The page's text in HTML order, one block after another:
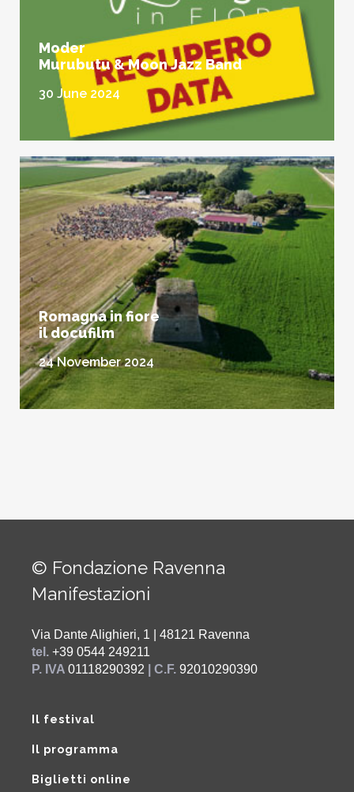
Moder
Murubutu & Moon Jazz Band
30 June 2024
Romagna in fiore
il docufilm
24 November 2024
© Fondazione Ravenna
Manifestazioni
Via Dante Alighieri, 1 | 48121 Ravenna
tel. +39 0544 249211
P. IVA 01118290392 | C.F. 92010290390
Il festival
Il programma
Biglietti online